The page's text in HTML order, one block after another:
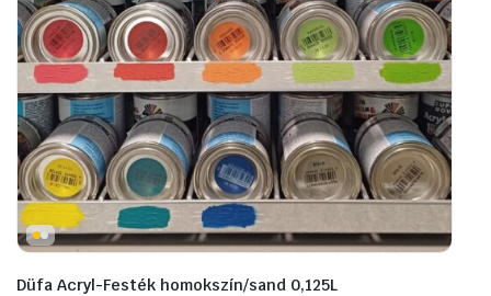
Düfa Acryl-Festék homokszín/sand 0,125L